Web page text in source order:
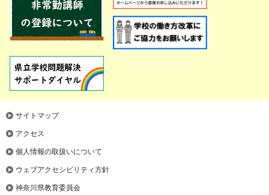
サイトマップ
アクセス
個人情報の取扱いについて
ウェブアクセシビリティ方針
神奈川県教育委員会